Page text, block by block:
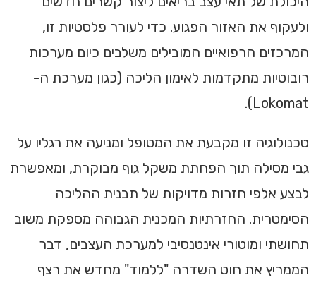
ולעקוף את האזור הפגוע. כדי לעורר פלסטיות זו,
המרכזים הרפואיים המובילים משלבים כיום מערכות
רובוטיות מתקדמות לאימון הליכה (כגון מערכת ה-
Lokomat).
טכנולוגיה זו מקבעת את המטופל ומניעה את רגליו על
גבי מסילה תוך הפחתת משקל גוף מבוקרת, ומאפשרת
לבצע אלפי חזרות מדויקות של תבנית ההליכה
הסימטרית. החזרתיות המכנית הגבוהה מספקת משוב
תחושתי ומוטורי אינטנסיבי למערכת העצבים, דבר
הממריץ את חוט השדרה "ללמוד" מחדש את רצף